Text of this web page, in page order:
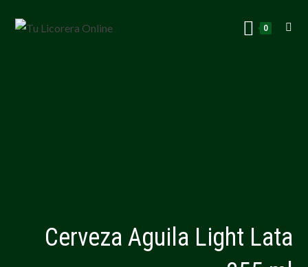
0
Cerveza Aguila Light Lata